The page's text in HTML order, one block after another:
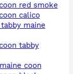
coon red smoke
coon calico
coon